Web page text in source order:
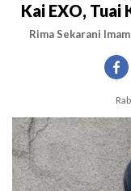
Kai EXO,
Rima Sekarani